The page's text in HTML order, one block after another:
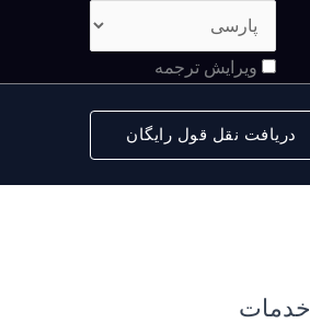
ویرایش ترجمه
دریافت نقل قول رایگان
خدمات